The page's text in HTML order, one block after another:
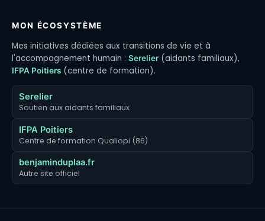
MON ÉCOSYSTÈME
Mes initiatives dédiées aux transitions de vie et à
l'accompagnement humain : Serelier (aidants familiaux),
IFPA Poitiers (centre de formation).
Serelier
Soutien aux aidants familiaux
IFPA Poitiers
Centre de formation Qualiopi (86)
benjaminduplaa.fr
Autre site officiel